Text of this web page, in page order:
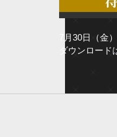
7月30日（金
ダウンロード